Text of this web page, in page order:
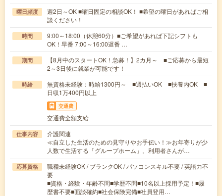
曜日頻度
週2日～OK ■曜日固定の相談OK！ ■希望の曜日があればご相
談ください！
時間
9:00～18:00（休憩60分）■ご希望があれば下記シフトも
OK！早番 7:00～16:00遅番 …
期間
【8月中のスタートOK！急募！】2カ月～ ■ご応募から最短
2～3日後に就業が可能です！
時給
無資格未経験：時給1300円～ ■週払いOK ■扶養内OK ■
日収1万400円以上
交通費
交通費全額支給
仕事内容
介護関連
≪自立した生活のための見守りやお手伝い！≫お年寄りが少
人数で生活する「グループホーム」。利用者さんが…
応募資格
職種未経験OK / ブランクOK / パソコンスキル不要 / 英語力不
要
■資格・経験・年齢不問■学歴不問■10名以上採用予定！■履
歴書不要■面談確約■社会保険完備■社員登用…